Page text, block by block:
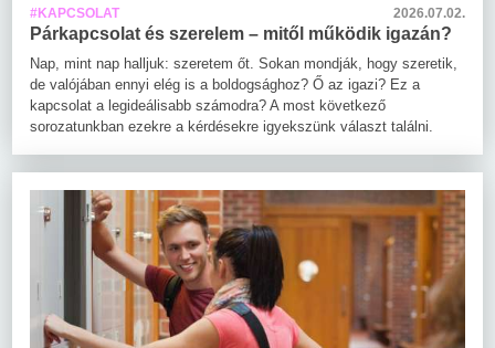
#KAPCSOLAT 2026.07.02.
Párkapcsolat és szerelem – mitől működik igazán?
Nap, mint nap halljuk: szeretem őt. Sokan mondják, hogy szeretik,
de valójában ennyi elég is a boldogsághoz? Ő az igazi? Ez a
kapcsolat a legideálisabb számodra? A most következő
sorozatunkban ezekre a kérdésekre igyekszünk választ találni.